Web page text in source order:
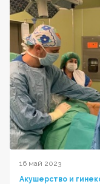
16 май 2023
Акушерство и